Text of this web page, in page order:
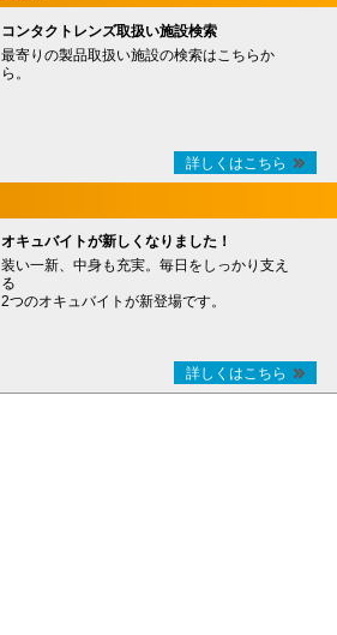
コンタクトレンズ取扱い施設検索
最寄りの製品取扱い施設の検索はこちらか
ら。
詳しくはこちら
オキュバイトが新しくなりました！
装い一新、中身も充実。毎日をしっかり支え
る
2つのオキュバイトが新登場です。
詳しくはこちら